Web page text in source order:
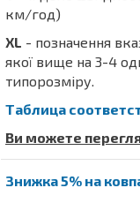
км/год)
XL - позначення
якої вище на 3-4
типорозміру.
Таблица
Ви можете
Знижка 5% на